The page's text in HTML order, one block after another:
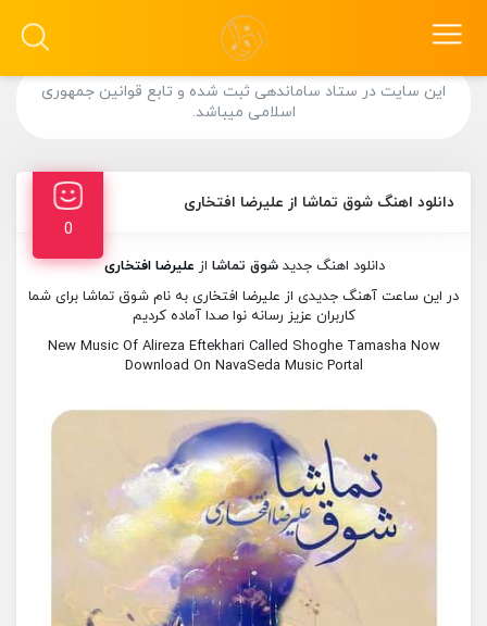
این سایت در ستاد ساماندهی ثبت شده و تابع قوانین جمهوری
اسلامی میباشد.
دانلود اهنگ شوق تماشا از علیرضا افتخاری
0
دانلود اهنگ جدید شوق تماشا از علیرضا افتخاری
در این ساعت آهنگ جدیدی از علیرضا افتخاری به نام شوق تماشا برای شما
کاربران عزیز رسانه نوا صدا آماده کردیم
New Music Of Alireza Eftekhari Called Shoghe Tamasha Now
Download On NavaSeda Music Portal